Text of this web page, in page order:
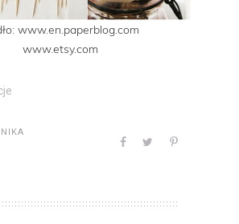
www.en.paperblog.com
www.etsy.com